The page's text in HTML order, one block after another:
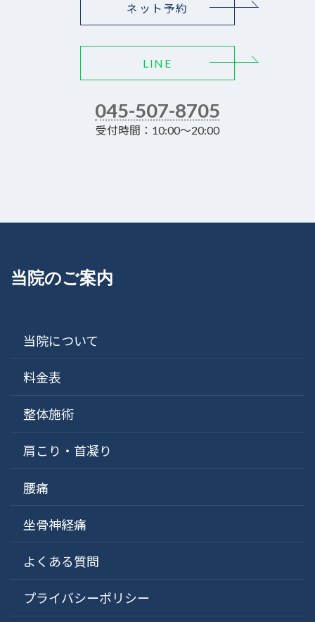
ネット予約
LINE
045-507-8705
受付時間：10:00～20:00
当院のご案内
当院について
料金表
整体施術
肩こり・首凝り
腰痛
坐骨神経痛
よくある質問
プライバシーポリシー